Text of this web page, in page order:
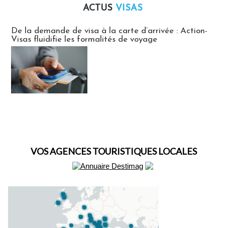
ACTUS VISAS
De la demande de visa à la carte d’arrivée : Action-
Visas fluidifie les formalités de voyage
VOS AGENCES TOURISTIQUES LOCALES